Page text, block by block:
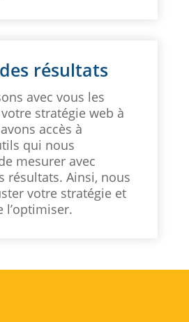
résultats
avec vous les
stratégie web à
accès à
qui nous
mesurer avec
résultats. Ainsi, nous
votre stratégie et
l’optimiser.